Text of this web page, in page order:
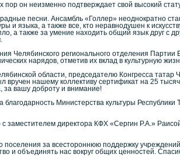
он неизменно подтверждает свой высокий
песни. Ансамбль «Голлер» неоднократно
и языка, а также все, кто неравнодушен к
а также за умение находить общий язык друг
Челябинского регионального отделения
нарядов, отметив их вклад в культурную
области, председателю Конгресса
нашему коллективу сертификат на 25
вашу доброту и внимание!
Министерства культуры
заместителем директора КФХ «Сергин Р.А.»
за всестороннюю поддержку
и объединять нас вокруг общих ценностей.